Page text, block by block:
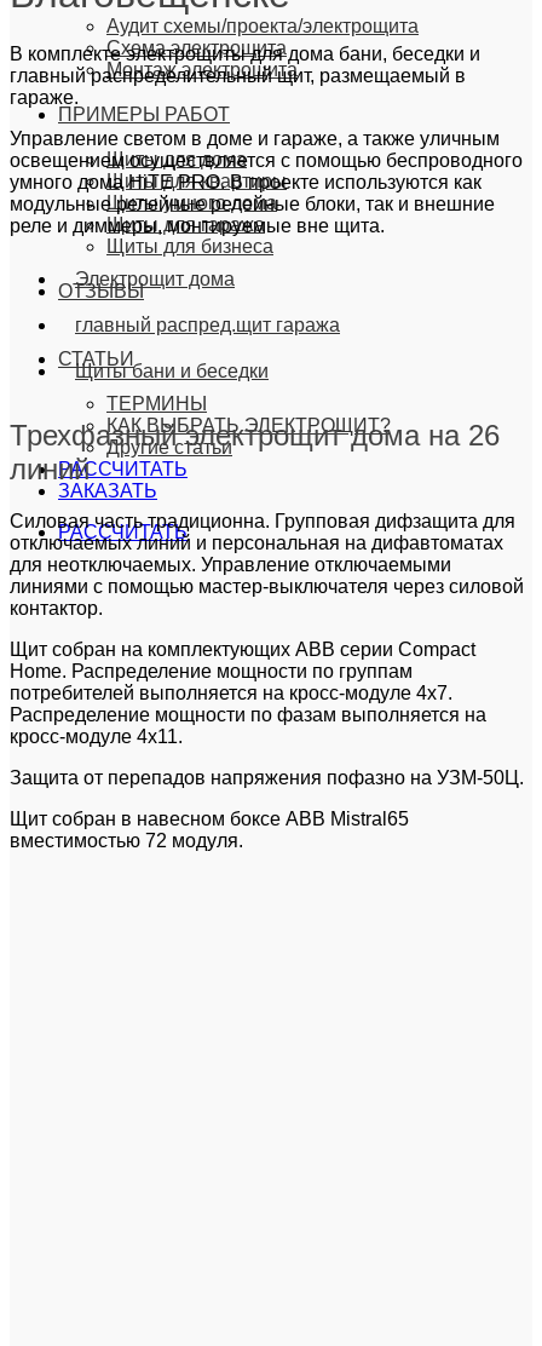
Аудит схемы/проекта/электрощита
Схема электрощита
Монтаж электрощита
ПРИМЕРЫ РАБОТ
Щиты для дома
Щиты для квартиры
Щиты умного дома
Щиты для гаража
Щиты для бизнеса
ОТЗЫВЫ
СТАТЬИ
ТЕРМИНЫ
КАК ВЫБРАТЬ ЭЛЕКТРОЩИТ?
Другие статьи
РАССЧИТАТЬ
ЗАКАЗАТЬ
РАССЧИТАТЬ
В комплекте электрощиты для дома бани, беседки и
главный распределительный щит, размещаемый в
гараже.
Управление светом в доме и гараже, а также уличным
освещением осуществляется с помощью беспроводного
умного дома HiTE PRO. В проекте используются как
модульные релейные релейные блоки, так и внешние
реле и диммеры, монтируемые вне щита.
Электрощит дома
главный распред.щит гаража
Щиты бани и беседки
Трехфазный электрощит дома на 26
линий
Силовая часть традиционна. Групповая дифзащита для
отключаемых линий и персональная на дифавтоматах
для неотключаемых. Управление отключаемыми
линиями с помощью мастер-выключателя через силовой
контактор.
Щит собран на комплектующих ABB серии Compact
Home. Распределение мощности по группам
потребителей выполняется на кросс-модуле 4х7.
Распределение мощности по фазам выполняется на
кросс-модуле 4х11.
Защита от перепадов напряжения пофазно на УЗМ-50Ц.
Щит собран в навесном боксе ABB Mistral65
вместимостью 72 модуля.